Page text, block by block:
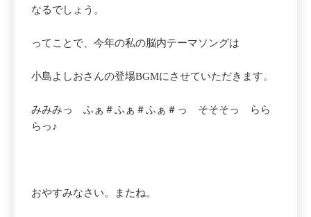
なるでしょう。
ってことで、今年の私の脳内テーマソングは
小島よしおさんの登場BGMにさせていただきます。
みみみっ ふぁ＃ふぁ＃ふぁ＃っ そそそっ らら
らっ♪
おやすみなさい。またね。